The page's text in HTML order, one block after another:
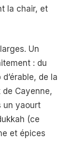
la chair, et
Un
: du
de la
Cayenne,
un yaourt
(ce
et épices